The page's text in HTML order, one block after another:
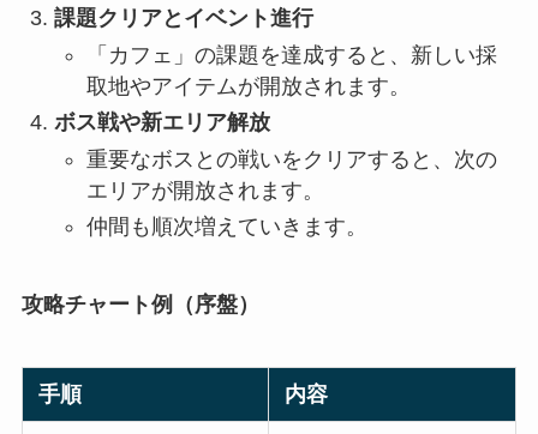
課題クリアとイベント進行
「カフェ」の課題を達成すると、新しい採
取地やアイテムが開放されます。
ボス戦や新エリア解放
重要なボスとの戦いをクリアすると、次の
エリアが開放されます。
仲間も順次増えていきます。
攻略チャート例（序盤）
手順 内容